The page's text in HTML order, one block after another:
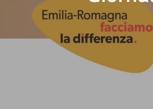
Hit enter to search or ESC to close